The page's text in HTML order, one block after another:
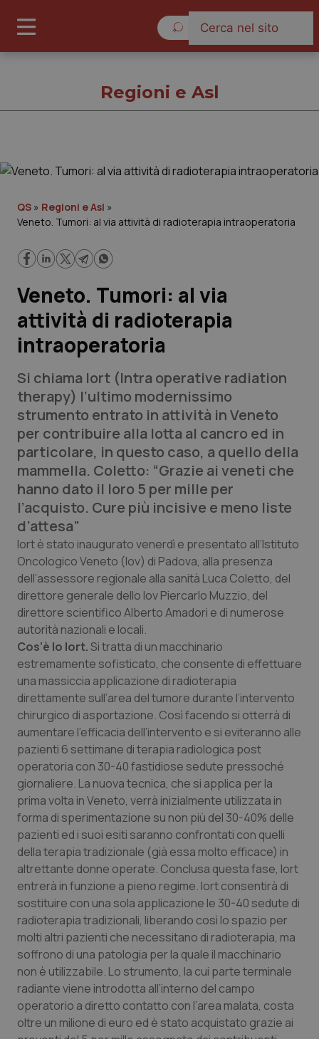
Cronache
Lavoro e Professioni
Scienza e Farmaci
Studi e Analisi
Lettere al direttore
Edizioni Regionali
QS Pro
Professionisti Sanitari.AI
Abruzzo
Basilicata
Calabria
Campania
Emilia-Romagna
Friuli Venezia Giulia
Lazio
Liguria
Lombardia
Marche
Molise
Piemonte
Provincia Autonoma di Bolzano
QS Pro Gold
Artrite & artrosi
Asma & BPCO
Car-T
Colesterolo & coronaropatie
Dermatite Atopica
Diabete & glucometri
Disturbi dell’umore
Dolore
Donna & Salute
Epatiti
HIV
Infezioni & Febbre
QS Club Newsletter
Regioni e Asl
QS » Regioni e Asl »
Veneto. Tumori: al via attività di radioterapia intraoperatoria
Veneto. Tumori: al via
attività di radioterapia
intraoperatoria
Si chiama Iort (Intra operative radiation
therapy) l’ultimo modernissimo
strumento entrato in attività in Veneto
per contribuire alla lotta al cancro ed in
particolare, in questo caso, a quello della
mammella. Coletto: “Grazie ai veneti che
hanno dato il loro 5 per mille per
l’acquisto. Cure più incisive e meno liste
d’attesa”
Iort è stato inaugurato venerdì e presentato all’Istituto
Oncologico Veneto (Iov) di Padova, alla presenza
dell’assessore regionale alla sanità Luca Coletto, del
direttore generale dello Iov Piercarlo Muzzio, del
direttore scientifico Alberto Amadori e di numerose
autorità nazionali e locali.
Cos’è lo Iort.Si tratta di un macchinario
estremamente sofisticato, che consente di effettuare
una massiccia applicazione di radioterapia
direttamente sull’area del tumore durante l’intervento
chirurgico di asportazione. Così facendo si otterrà di
aumentare l’efficacia dell’intervento e si eviteranno alle
pazienti 6 settimane di terapia radiologica post
operatoria con 30-40 fastidiose sedute pressoché
giornaliere. La nuova tecnica, che si applica per la
prima volta in Veneto, verrà inizialmente utilizzata in
forma di sperimentazione su non più del 30-40% delle
pazienti ed i suoi esiti saranno confrontati con quelli
della terapia tradizionale (già essa molto efficace) in
altrettante donne operate. Conclusa questa fase, Iort
entrerà in funzione a pieno regime. Iort consentirà di
sostituire con una sola applicazione le 30-40 sedute di
radioterapia tradizionali, liberando così lo spazio per
molti altri pazienti che necessitano di radioterapia, ma
soffrono di una patologia per la quale il macchinario
non è utilizzabile. Lo strumento, la cui parte terminale
radiante viene introdotta all’interno del campo
operatorio a diretto contatto con l’area malata, costa
oltre un milione di euro ed è stato acquistato grazie ai